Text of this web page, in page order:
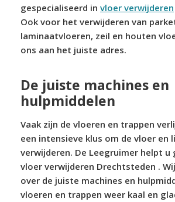
gespecialiseerd in vloer verwijderen
Ook voor het verwijderen van
laminaatvloeren, zeil en houten
ons aan het juiste adres.
De juiste machines en
hulpmiddelen
Vaak zijn de vloeren en trappen
een intensieve klus om de vloer en
verwijderen. De Leegruimer helpt u
vloer verwijderen Drechtsteden .
over de juiste machines en
vloeren en trappen weer kaal en